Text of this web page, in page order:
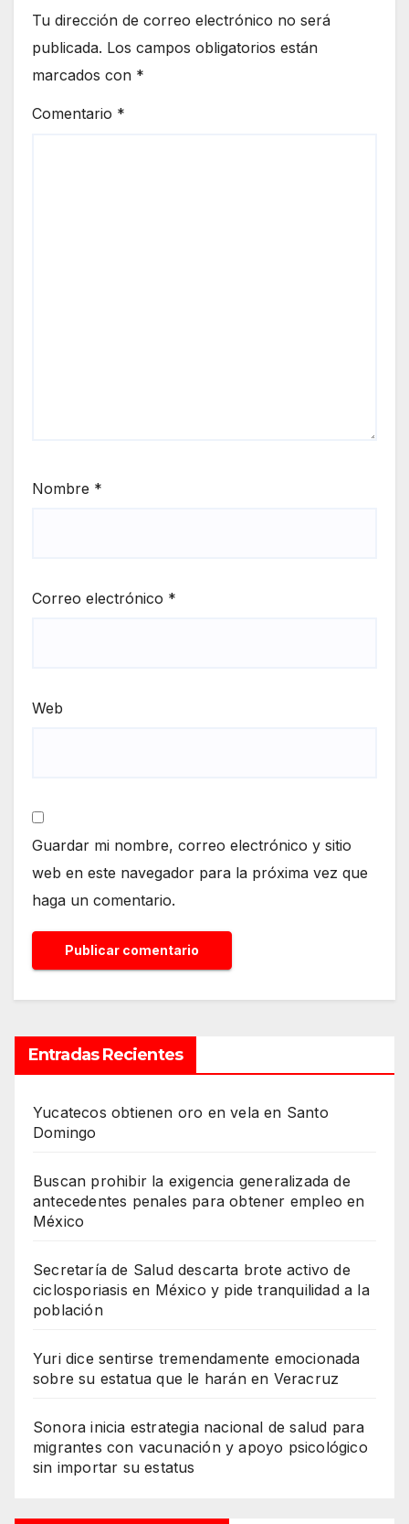
Tu dirección de correo electrónico no será
publicada. Los campos obligatorios están
marcados con *
Comentario *
Nombre *
Correo electrónico *
Web
Guardar mi nombre, correo electrónico y sitio
web en este navegador para la próxima vez que
haga un comentario.
Entradas Recientes
Yucatecos obtienen oro en vela en Santo
Domingo
Buscan prohibir la exigencia generalizada de
antecedentes penales para obtener empleo en
México
Secretaría de Salud descarta brote activo de
ciclosporiasis en México y pide tranquilidad a la
población
Yuri dice sentirse tremendamente emocionada
sobre su estatua que le harán en Veracruz
Sonora inicia estrategia nacional de salud para
migrantes con vacunación y apoyo psicológico
sin importar su estatus